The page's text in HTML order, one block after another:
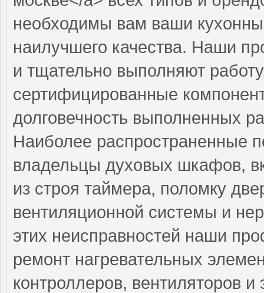
необходимы вам ваши
наилучшего качества. Наши
и тщательно выполняют
сертифицированные
долговечность выполненных
Наиболее распространенные
владельцы духовых шкафов,
из строя таймера, поломку
вентиляционной системы и
этих неисправностей наши
ремонт нагревательных
контроллеров, вентиляторов